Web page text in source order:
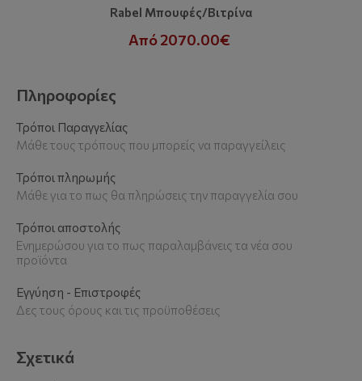
Rabel Μπουφές/Βιτρίνα
Από 2070.00€
Πληροφορίες
Τρόποι Παραγγελίας
Μάθε τους τρόπους που μπορείς να παραγγείλεις
Τρόποι πληρωμής
Μάθε για το πως θα πληρώσεις την παραγγελία σου
Τρόποι αποστολής
Ενημερώσου για το πως παραλαμβάνεις τα νέα σου
προϊόντα
Εγγύηση - Επιστροφές
Δες τους όρους και τις προϋποθέσεις
Σχετικά